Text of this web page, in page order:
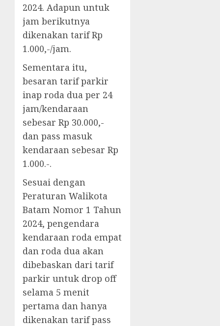
2024. Adapun untuk
jam berikutnya
dikenakan tarif Rp
1.000,-/jam.
Sementara itu,
besaran tarif parkir
inap roda dua per 24
jam/kendaraan
sebesar Rp 30.000,-
dan pass masuk
kendaraan sebesar Rp
1.000.-.
Sesuai dengan
Peraturan Walikota
Batam Nomor 1 Tahun
2024, pengendara
kendaraan roda empat
dan roda dua akan
dibebaskan dari tarif
parkir untuk drop off
selama 5 menit
pertama dan hanya
dikenakan tarif pass